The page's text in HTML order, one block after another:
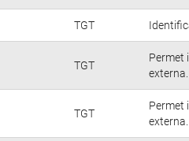
TGT
TGT
Permet
externa.
TGT
Permet
externa.